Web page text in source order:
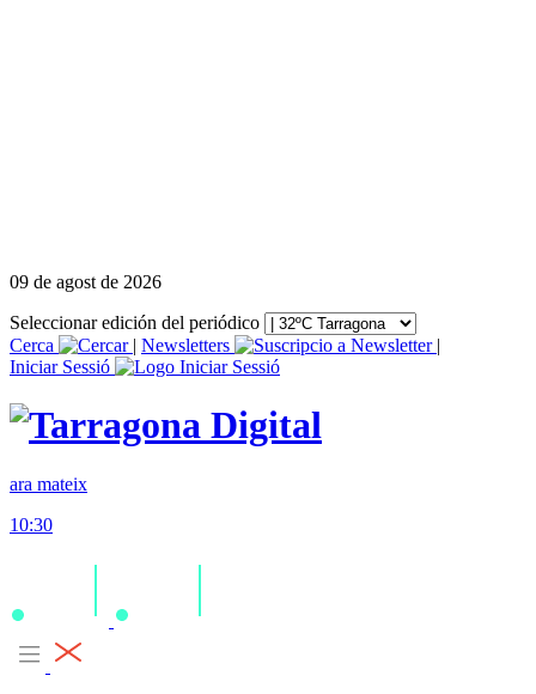
09 de agost de 2026
Seleccionar edición del periódico
Cerca
| Newsletters
|
Iniciar Sessió
ara mateix
10:30